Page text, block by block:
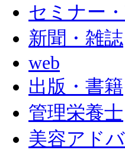
セミナー
新聞・雑誌
web
出版・書籍
管理栄養士
美容アド